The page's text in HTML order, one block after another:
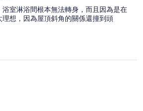
室淋浴間根本無法轉身，而且因為是在
想，因為屋頂斜角的關係還撞到頭